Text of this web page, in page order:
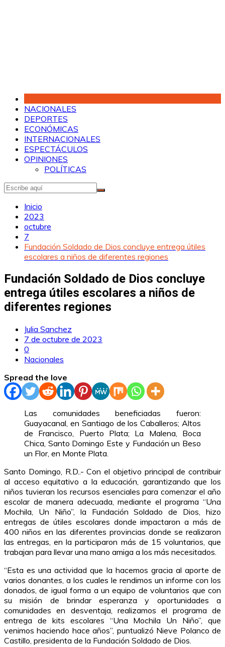
NACIONALES
DEPORTES
ECONÓMICAS
INTERNACIONALES
ESPECTÁCULOS
OPINIONES
POLÍTICAS
Inicio
2023
octubre
7
Fundación Soldado de Dios concluye entrega útiles
escolares a niños de diferentes regiones
Fundación Soldado de Dios concluye
entrega útiles escolares a niños de
diferentes regiones
Julia Sanchez
7 de octubre de 2023
0
Nacionales
Spread the love
Las comunidades beneficiadas fueron:
Guayacanal, en Santiago de los Caballeros; Altos
de Francisco, Puerto Plata; La Malena, Boca
Chica, Santo Domingo Este y Fundación un Beso
un Flor, en Monte Plata.
Santo Domingo, R.D..- Con el objetivo principal de contribuir
al acceso equitativo a la educación, garantizando que los
niños tuvieran los recursos esenciales para comenzar el año
escolar de manera adecuada, mediante el programa “Una
Mochila, Un Niño”, la Fundación Soldado de Dios, hizo
entregas de útiles escolares donde impactaron a más de
400 niños en las diferentes provincias donde se realizaron
las entregas, en la participaron más de 15 voluntarios, que
trabajan para llevar una mano amiga a los más necesitados.
“Esta es una actividad que la hacemos gracia al aporte de
varios donantes, a los cuales le rendimos un informe con los
donados, de igual forma a un equipo de voluntarios que con
su misión de brindar esperanza y oportunidades a
comunidades en desventaja, realizamos el programa de
entrega de kits escolares “Una Mochila Un Niño”, que
venimos haciendo hace años”, puntualizó Nieve Polanco de
Castillo, presidenta de la Fundación Soldado de Dios.